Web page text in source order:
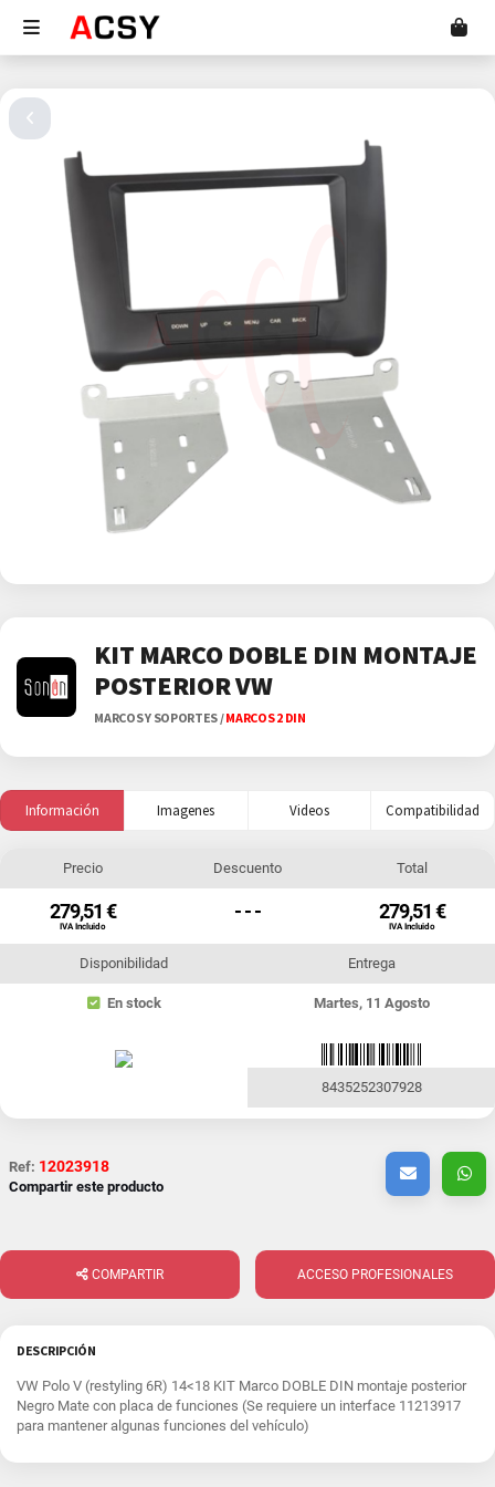
KIT MARCO DOBLE DIN MONTAJE
POSTERIOR VW
MARCOS Y SOPORTES/MARCOS 2 DIN
Información Imagenes Videos Compatibilidad
Precio
279,51 €
IVA Incluido
Descuento
- - -
Total
279,51 €
IVA Incluido
Disponibilidad
En stock
Entrega
Martes, 11 Agosto
8435252307928
Ref: 12023918
Compartir este producto
COMPARTIR ACCESO PROFESIONALES
DESCRIPCIÓN
VW Polo V (restyling 6R) 14<18 KIT Marco DOBLE DIN montaje posterior
Negro Mate con placa de funciones (Se requiere un interface 11213917
para mantener algunas funciones del vehículo)